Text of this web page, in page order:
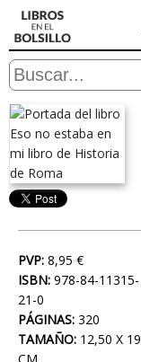
PVP: 8,95 €
ISBN: 978-84-11315-
21-0
PÁGINAS: 320
TAMAÑO: 12,50 X 19